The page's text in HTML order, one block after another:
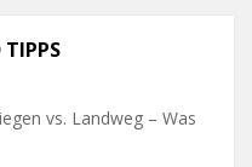
vs. Landweg – Was